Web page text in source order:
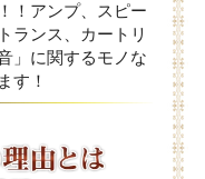
！アンプ、スピー
ランス、カートリ
」に関するモノな
す！